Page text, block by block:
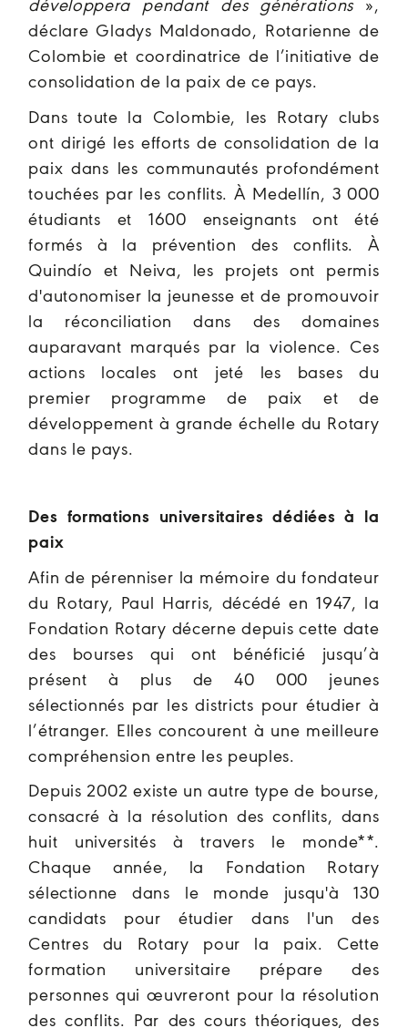
développera pendant des générations»,
déclare Gladys Maldonado, Rotarienne de
Colombie et coordinatrice de l’initiative de
consolidation de la paix de ce pays.
Dans toute la Colombie, les Rotary clubs
ont dirigé les efforts de consolidation de la
paix dans les communautés profondément
touchées par les conflits. À Medellín, 3 000
étudiants et 1600 enseignants ont été
formés à la prévention des conflits. À
Quindío et Neiva, les projets ont permis
d'autonomiser la jeunesse et de promouvoir
la réconciliation dans des domaines
auparavant marqués par la violence. Ces
actions locales ont jeté les bases du
premier programme de paix et de
développement à grande échelle du Rotary
dans le pays.
Des formations universitaires dédiées à la
paix
Afin de pérenniser la mémoire du fondateur
du Rotary, Paul Harris, décédé en 1947, la
Fondation Rotary décerne depuis cette date
des bourses qui ont bénéficié jusqu’à
présent à plus de 40 000 jeunes
sélectionnés par les districts pour étudier à
l’étranger. Elles concourent à une meilleure
compréhension entre les peuples.
Depuis 2002 existe un autre type de bourse,
consacré à la résolution des conflits, dans
huit universités à travers le monde**.
Chaque année, la Fondation Rotary
sélectionne dans le monde jusqu'à 130
candidats pour étudier dans l'un des
Centres du Rotary pour la paix. Cette
formation universitaire prépare des
personnes qui œuvreront pour la résolution
des conflits. Par des cours théoriques, des